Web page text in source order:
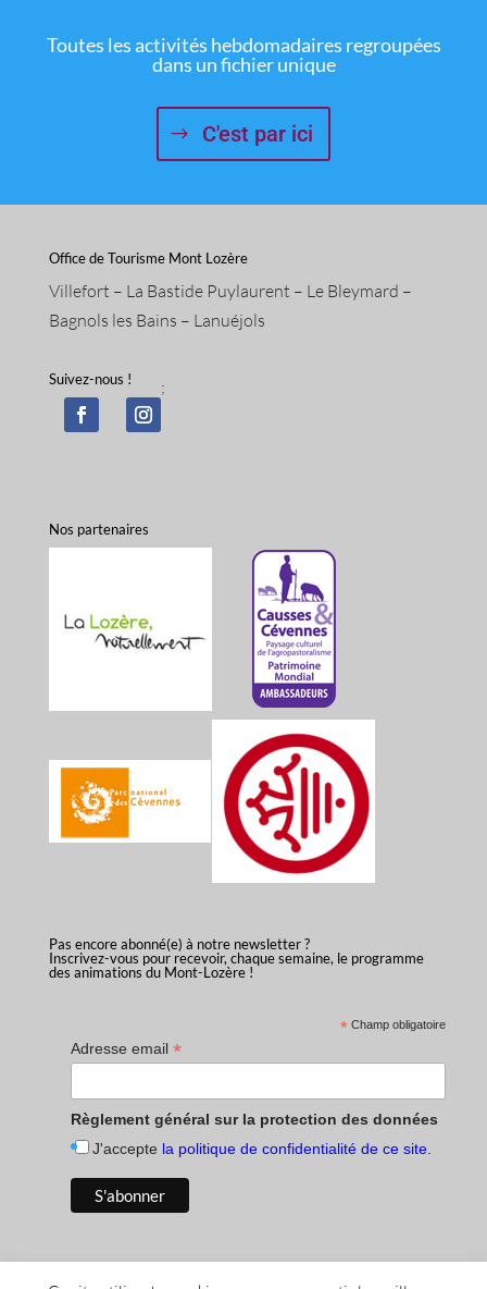
Toutes les activités hebdomadaires regroupées
dans un fichier unique
C'est par ici
Office de Tourisme Mont Lozère
Villefort – La Bastide Puylaurent – Le Bleymard –
Bagnols les Bains – Lanuéjols
Suivez-nous ! ;
Nos partenaires
Pas encore abonné(e) à notre newsletter ?
Inscrivez-vous pour recevoir, chaque semaine, le programme
des animations du Mont-Lozère !
* Champ obligatoire
Adresse email *
Règlement général sur la protection des données
J'accepte la politique de confidentialité de ce site.